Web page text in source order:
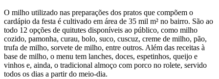
O milho utilizado nas preparações dos pratos que compõem o
cardápio da festa é cultivado em área de 35 mil m² no bairro. São ao
todo 12 opções de quitutes disponíveis ao público, como milho
cozido, pamonha, curau, bolo, suco, cuscuz, creme de milho, pão,
trufa de milho, sorvete de milho, entre outros. Além das receitas à
base de milho, o menu tem lanches, doces, espetinhos, queijo e
vinhos e, ainda, o tradicional almoço com porco no rolete, servido
todos os dias a partir do meio-dia.